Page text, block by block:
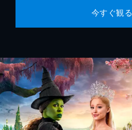
今すぐ観る